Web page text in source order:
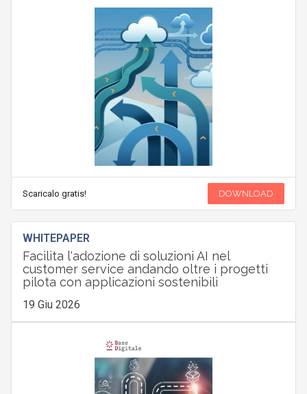
Scaricalo gratis! DOWNLOAD
WHITEPAPER
Facilita l'adozione di soluzioni AI nel
customer service andando oltre i progetti
pilota con applicazioni sostenibili
19 Giu 2026